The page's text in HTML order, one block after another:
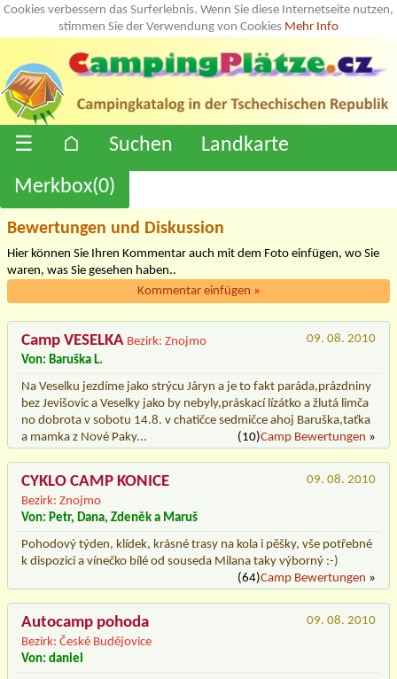
Cookies verbessern das Surferlebnis. Wenn Sie diese Internetseite nutzen,
stimmen Sie der Verwendung von Cookies Mehr Info
☰ ⌂ Suchen
Landkarte
Merkbox(0)
Bewertungen und Diskussion
Hier können Sie Ihren Kommentar auch mit dem Foto einfügen, wo Sie
waren, was Sie gesehen haben..
Kommentar einfügen »
Camp VESELKA Bezirk: Znojmo
09. 08. 2010
Von: Baruška L.
Na Veselku jezdíme jako strýcu Járyn a je to fakt paráda,prázdniny
bez Jevišovic a Veselky jako by nebyly,práskací lízátko a žlutá limča
no dobrota v sobotu 14.8. v chatičce sedmičce ahoj Baruška,taťka
a mamka z Nové Paky...
(10)Camp Bewertungen »
CYKLO CAMP KONICE
Bezirk: Znojmo
09. 08. 2010
Von: Petr, Dana, Zdeněk a Maruš
Pohodový týden, klídek, krásné trasy na kola i pěšky, vše potřebné
k dispozici a vínečko bílé od souseda Milana taky výborný :-)
(64)Camp Bewertungen »
Autocamp pohoda
Bezirk: České Budějovice
09. 08. 2010
Von: daniel